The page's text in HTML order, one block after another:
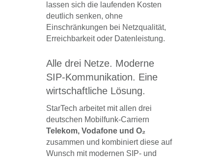
lassen sich die laufenden Kosten
deutlich senken, ohne
Einschränkungen bei Netzqualität,
Erreichbarkeit oder Datenleistung.
Alle drei Netze. Moderne
SIP-Kommunikation. Eine
wirtschaftliche Lösung.
StarTech arbeitet mit allen drei
deutschen Mobilfunk-Carriern
Telekom, Vodafone und O₂
zusammen und kombiniert diese auf
Wunsch mit modernen SIP- und